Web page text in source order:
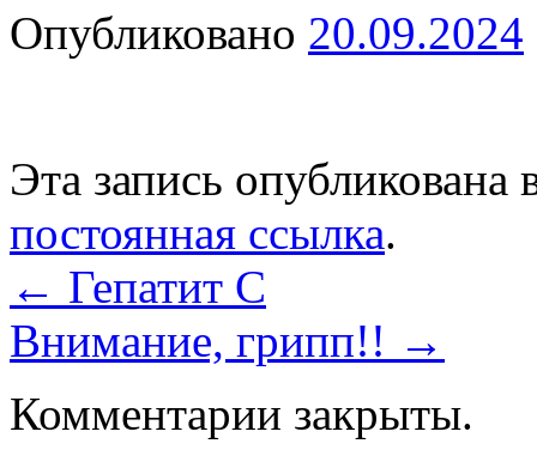
Опубликовано 20.09.2024
Эта запись опубликована
постоянная ссылка.
← Гепатит C
Внимание, грипп!! →
Комментарии закрыты.